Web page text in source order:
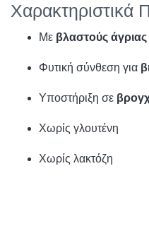
Χαρακτηριστικά
Με βλαστούς
Φυτική σύνθεση για
Υποστήριξη σε
Χωρίς γλουτένη
Χωρίς λακτόζη